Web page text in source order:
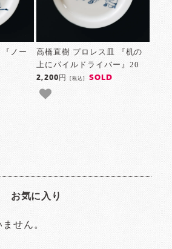
ノー
高橋直樹 プロレス皿 『机の
上にパイルドライバー』20
2,200円 [税込] SOLD
お気に入り
せん。